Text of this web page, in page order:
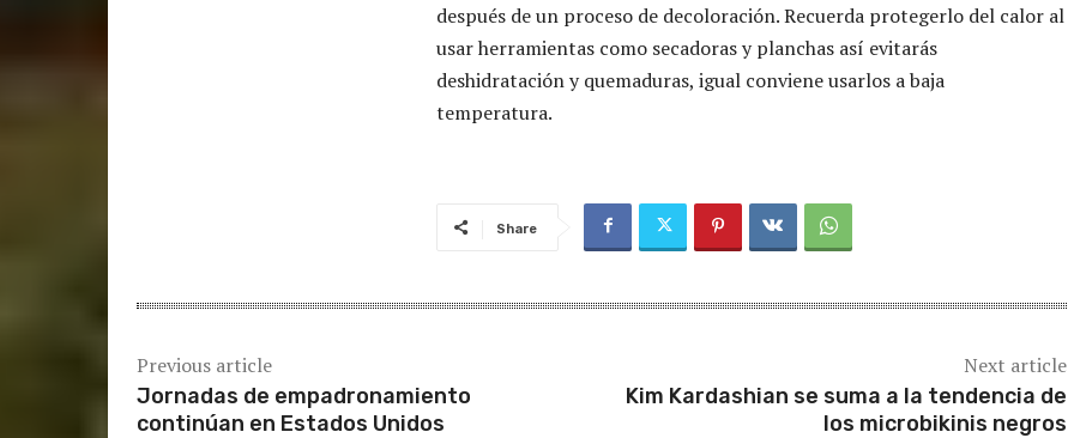
después de un proceso de decoloración. Recuerda protegerlo del calor al
usar herramientas como secadoras y planchas así evitarás
deshidratación y quemaduras, igual conviene usarlos a baja
temperatura.
Share
Previous article
Jornadas de empadronamiento
continúan en Estados Unidos
Next article
Kim Kardashian se suma a la tendencia de
los microbikinis negros